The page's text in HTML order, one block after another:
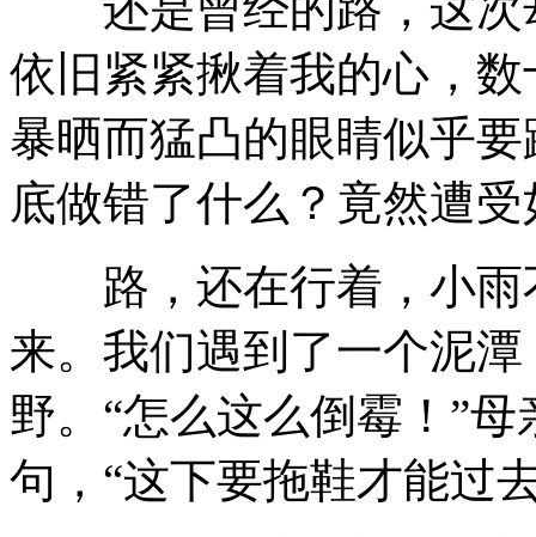
依旧紧紧揪着我的心，
暴晒而猛凸的眼睛似乎
底做错了什么？竟然遭
路，还在行着，小雨
来。我们遇到了一个泥
野。“怎么这么倒霉！”
句，“这下要拖鞋才能过